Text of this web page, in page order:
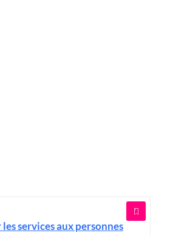
services aux personnes